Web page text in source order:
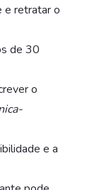
e retratar o
de 30
o
e a